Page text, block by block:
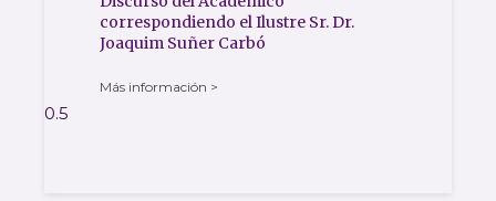
correspondiendo el Ilustre Sr. Dr.
Joaquim Suñer Carbó
Más información >